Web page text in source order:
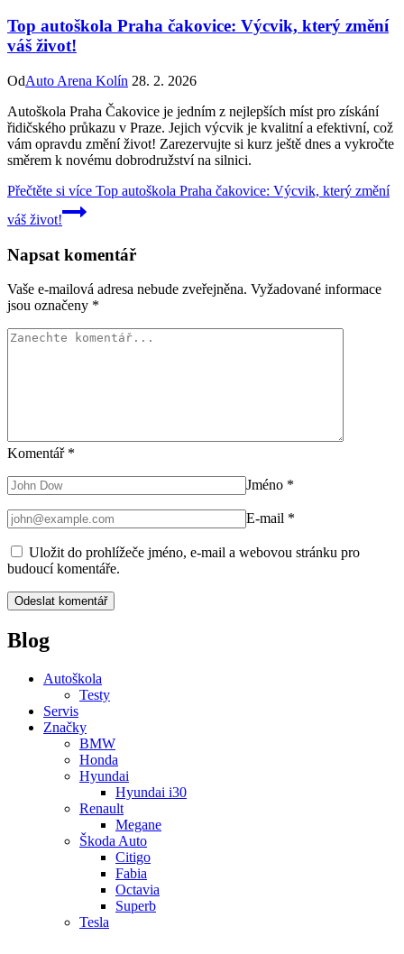
Top autoškola Praha čakovice: Výcvik, který změní
váš život!
OdAuto Arena Kolín 28. 2. 2026
Autoškola Praha Čakovice je jedním z nejlepších míst pro získání
řidičského průkazu v Praze. Jejich výcvik je kvalitní a efektivní, což
vám opravdu změní život! Zarezervujte si kurz ještě dnes a vykročte
směrem k novému dobrodružství na silnici.
Přečtěte si více Top autoškola Praha čakovice: Výcvik, který změní
váš život!
Napsat komentář
Vaše e-mailová adresa nebude zveřejněna. Vyžadované informace
jsou označeny *
Komentář *
Jméno *
E-mail *
Uložit do prohlížeče jméno, e-mail a webovou stránku pro
budoucí komentáře.
Blog
Autoškola
Testy
Servis
Značky
BMW
Honda
Hyundai
Hyundai i30
Renault
Megane
Škoda Auto
Citigo
Fabia
Octavia
Superb
Tesla